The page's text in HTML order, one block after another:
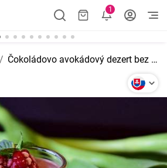
1
Čokoládovo avokádový dezert bez mlieka